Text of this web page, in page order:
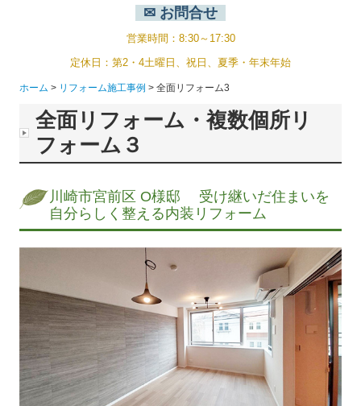
新築事例
まるごと断熱リフォーム
リフォーム施工事例
全面リフォーム
全面リフォーム3
トイレ
洗面台
屋根・外壁・その他外観
エコカラット
✉ お問合せ
営業時間：8:30～17:30
定休日：第2・4土曜日、祝日、夏季・年末年始
ホーム リフォーム施工事例 全面リフォーム3
全面リフォーム・複数個所リ
フォーム３
川崎市宮前区 O様邸 受け継いだ住まいを
自分らしく整える内装リフォーム